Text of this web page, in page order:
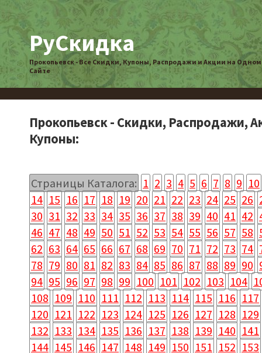
РуСкидка
Прокопьевск - Все Скидки, Купоны, Распродажи и Акции на Одном
Сайте
Прокопьевск - Скидки, Распродажи,
Купоны:
Страницы Каталога: 1 2 3 4 5 6 7 8 9 10
14 15 16 17 18 19 20 21 22 23 24 25 26
30 31 32 33 34 35 36 37 38 39 40 41 42
46 47 48 49 50 51 52 53 54 55 56 57 58
62 63 64 65 66 67 68 69 70 71 72 73 74
78 79 80 81 82 83 84 85 86 87 88 89 90
94 95 96 97 98 99 100 101 102 103 104
108 109 110 111 112 113 114 115 116 117
120 121 122 123 124 125 126 127 128 129
132 133 134 135 136 137 138 139 140 141
144 145 146 147 148 149 150 151 152 153